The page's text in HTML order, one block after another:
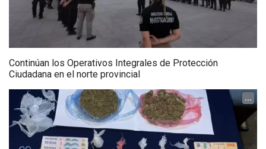
Continúan los Operativos Integrales de Protección
Ciudadana en el norte provincial
...